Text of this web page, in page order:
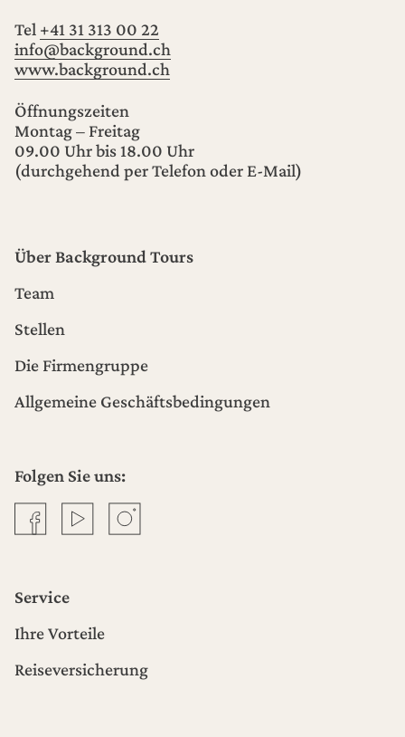
Tel +41 31 313 00 22
info@background.ch
www.background.ch
Öffnungszeiten
Montag – Freitag
09.00 Uhr bis 18.00 Uhr
(durchgehend per Telefon oder E-Mail)
Über Background Tours
Team
Stellen
Die Firmengruppe
Allgemeine Geschäftsbedingungen
Folgen Sie uns:
Facebook YouTube Instagram
Service
Ihre Vorteile
Reiseversicherung